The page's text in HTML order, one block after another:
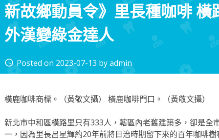
新故鄉動員令》里長種咖啡 橫
外漢變綠金達人
access_time Posted on 2023-07-13 byadmin
橫鹿咖啡商標。（黃敬文攝） 橫鹿咖啡門口。（黃敬文攝）
新北市中和區橫路里只有333人，轄區內老舊建築多，卻是全
一，因為里長呂星輝約20年前將日治時期留下來的百年咖啡